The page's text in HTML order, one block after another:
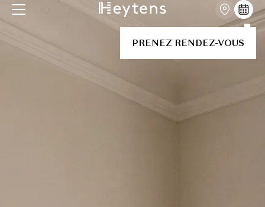
PRENEZ RENDEZ-VOUS